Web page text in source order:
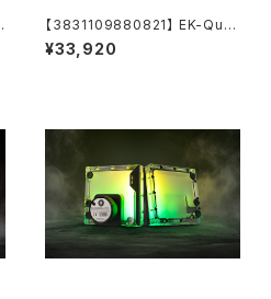
【3831109880821】 EK-Qua
ntum Kinetic³ FLT 120 D5/
DDC Body D-RGB - Plexi
¥33,920